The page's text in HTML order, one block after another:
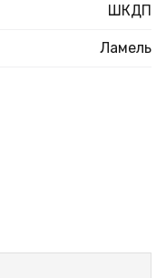
ШКДП
Ламель